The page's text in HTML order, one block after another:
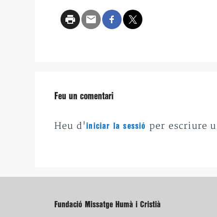
Feu un comentari
Heu d'iniciar la sessió per escriure
Fundació Missatge Humà i Cristià